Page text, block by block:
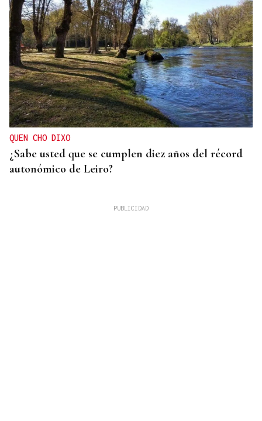
QUEN CHO DIXO
¿Sabe usted que se cumplen diez años del récord
autonómico de Leiro?